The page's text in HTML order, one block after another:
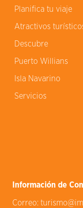
Planifica tu viaje
Atractivos
Descubre
Puerto Willians
Isla Navarino
Servicios
Información de
Correo: